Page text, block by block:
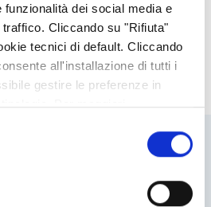
dei social media e
Cliccando su "Rifiuta"
tecnici di default. Cliccando
all'installazione di tutti i
gestire le preferenze in
Per maggiori
filosofia di produzione
le seguenti farine:
(1, 2, integrale e antiche
tumminia
SULLA MAPPA